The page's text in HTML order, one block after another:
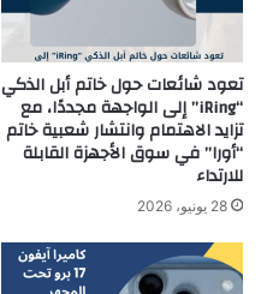
تعود شائعات حول خاتم أبل الذكي
“iRing” إلى الواجهة مجددًا، مع
تزايد الاهتمام وانتشار شعبية خاتم
“أورا” في سوق الأجهزة القابلة
للارتداء
28 يونيو، 2026